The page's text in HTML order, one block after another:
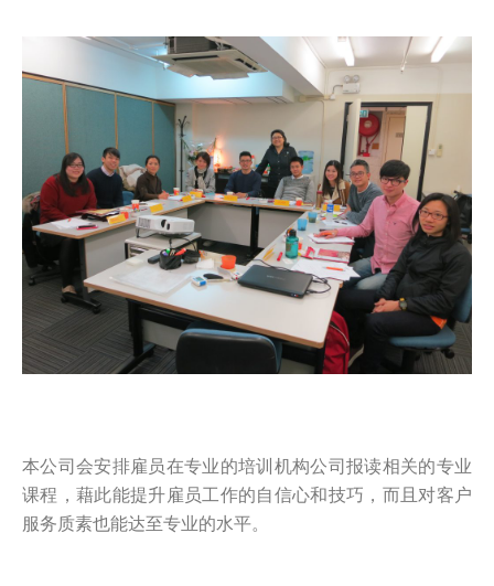
本公司会安排雇员在专业的培训机构公司报读相关的专业
课程，藉此能提升雇员工作的自信心和技巧，而且对客户
服务质素也能达至专业的水平。